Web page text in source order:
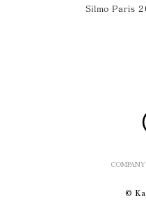
Silmo Paris
COMPANY
©